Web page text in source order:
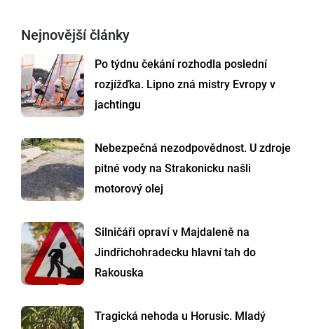
Nejnovější články
Po týdnu čekání rozhodla poslední
rozjížďka. Lipno zná mistry Evropy v
jachtingu
Nebezpečná nezodpovědnost. U zdroje
pitné vody na Strakonicku našli
motorový olej
Silničáři opraví v Majdaleně na
Jindřichohradecku hlavní tah do
Rakouska
Tragická nehoda u Horusic. Mladý